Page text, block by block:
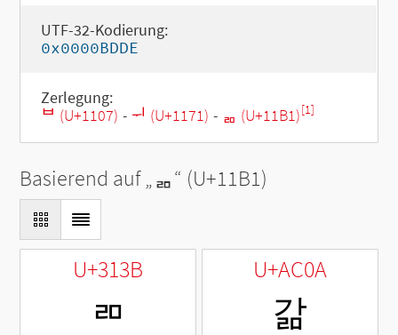
UTF-32-Kodierung:
0x0000BDDE
Zerlegung:
ᄇ (U+1107) - ᅱ (U+1171) - ᆱ (U+11B1)[1]
Basierend auf „ᆱ“ (U+11B1)
U+313B
ㄻ
U+AC0A
갊